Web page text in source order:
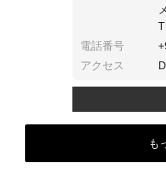
電話番号
アクセス
も